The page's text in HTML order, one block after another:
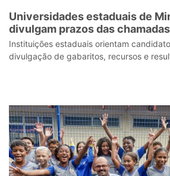
Universidades estaduais de
divulgam prazos das chamadas
Instituições estaduais orientam
divulgação de gabaritos, recursos e